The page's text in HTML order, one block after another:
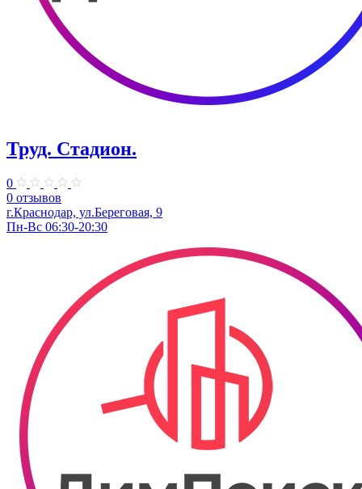
Труд. Стадион.
0
0 отзывов
г.Краснодар, ул.Береговая, 9
Пн-Вс 06:30-20:30